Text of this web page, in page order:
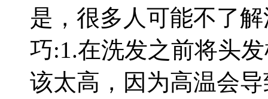
是，很多人可能不了
巧:1.在洗发之前将头
该太高，因为高温会